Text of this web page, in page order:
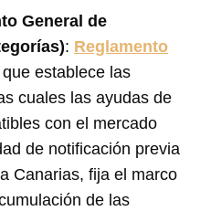
General de
: Reglamento
que establece las
cuales las ayudas de
con el mercado
de notificación previa
Canarias, fija el marco
de las